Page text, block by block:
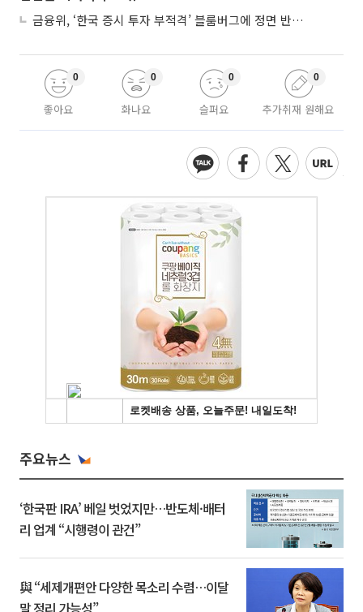
금융위, ‘한국 증시 투자 부적격’ 블룸버그에 정면 반박…“근거 불분명”
좋아요
0
화나요
0
슬퍼요
0
추가취재 원해요
0
주요뉴스
‘한국판 IRA’ 베일 벗었지만…반도체·배터
리 업계 “시행령이 관건”
與 “세제개편안 다양한 목소리 수렴…이달
말 정리 가능성”